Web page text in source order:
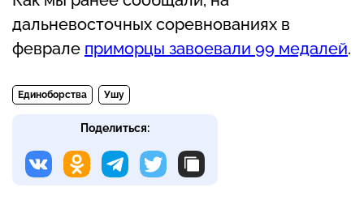
дальневосточных соревнованиях в
феврале приморцы завоевали 99 медалей.
Единоборства Ушу
Поделиться: